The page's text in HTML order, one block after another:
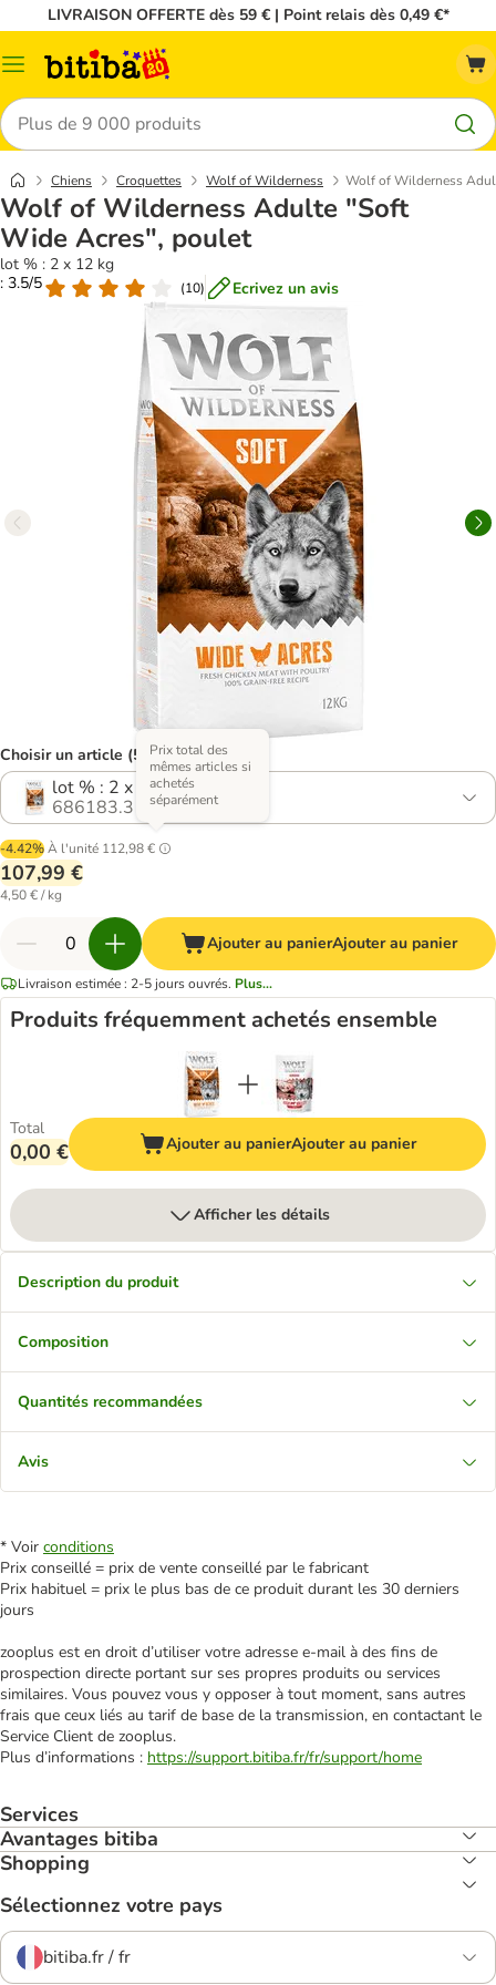
LIVRAISON OFFERTE dès 59 € | Point relais dès 0,49 €*
Menu
Rechercher
Chiens Croquettes Wolf of Wilderness Wolf of Wilderness
Wolf of Wilderness Adulte "Soft
Wide Acres", poulet
lot % : 2 x 12 kg
: 3.5/5
(10) Ecrivez un avis
Choisir un article (5 variantes)
lot % : 2 x 12 kg
686183.3
-4.42%À l'unité 112,98 €
Prix total des
mêmes articles si
achetés
séparément
107,99 €
4,50 € / kg
Ajouter au panierAjouter au panier
Livraison estimée : 2-5 jours ouvrés. Plus...
Produits fréquemment achetés ensemble
Total
0,00 € Ajouter au panierAjouter au panier
Afficher les détails
Description du produit
Composition
Quantités recommandées
Avis
* Voir conditions
Prix conseillé = prix de vente conseillé par le fabricant
Prix habituel = prix le plus bas de ce produit durant les 30 derniers
jours
zooplus est en droit d’utiliser votre adresse e‑mail à des fins de
prospection directe portant sur ses propres produits ou services
similaires. Vous pouvez vous y opposer à tout moment, sans autres
frais que ceux liés au tarif de base de la transmission, en contactant le
Service Client de zooplus.
Plus d’informations : https://support.bitiba.fr/fr/support/home
Services
Avantages bitiba
Shopping
Sélectionnez votre pays
bitiba.fr / fr